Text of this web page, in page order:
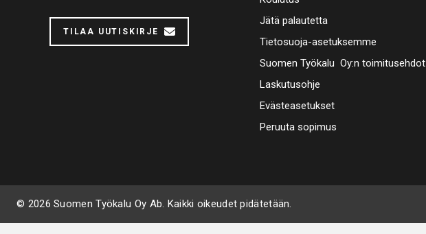
TILAA UUTISKIRJE
Jätä palautetta
Tietosuoja-asetuksemme
Suomen Työkalu Oy:n toimitusehdot
Laskutusohje
Evästeasetukset
Peruuta sopimus
© 2026 Suomen Työkalu Oy Ab. Kaikki oikeudet pidätetään.